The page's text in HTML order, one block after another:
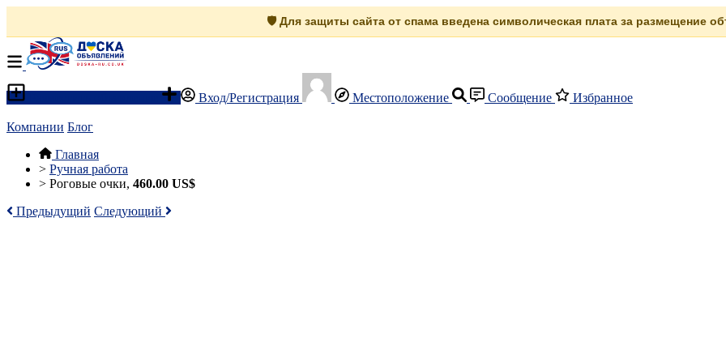
🛡️ Для защиты сайта от спама введена символическая плата за размещение
Вход/Регистрация Местоположение Сообщение Избранное
Компании Блог
Главная
> Ручная работа
> Роговые очки, 460.00 US$
Предыдущий Следующий